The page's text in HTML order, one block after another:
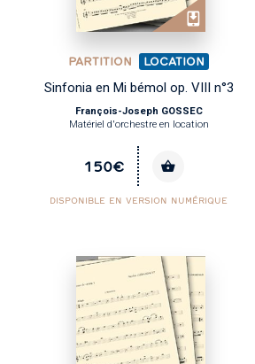
PARTITION LOCATION
Sinfonia en Mi bémol op. VIII n°3
François-Joseph GOSSEC
Matériel d'orchestre en location
150€
DISPONIBLE EN VERSION NUMÉRIQUE